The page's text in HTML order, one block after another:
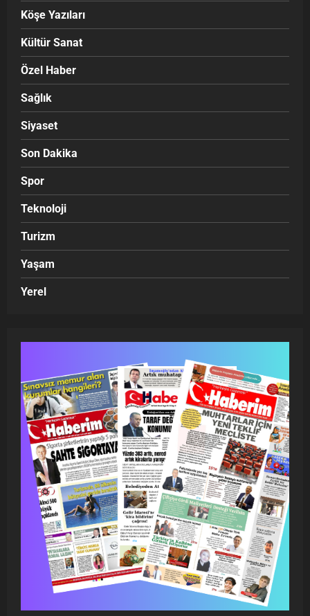
Köşe Yazıları
Kültür Sanat
Özel Haber
Sağlık
Siyaset
Son Dakika
Spor
Teknoloji
Turizm
Yaşam
Yerel